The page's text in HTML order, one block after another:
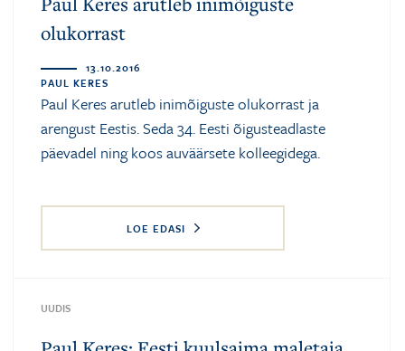
olukorrast
13.10.2016
PAUL KERES
Paul Keres arutleb inimõiguste olukorrast ja
arengust Eestis. Seda 34. Eesti õigusteadlaste
päevadel ning koos auväärsete kolleegidega.
LOE EDASI
UUDIS